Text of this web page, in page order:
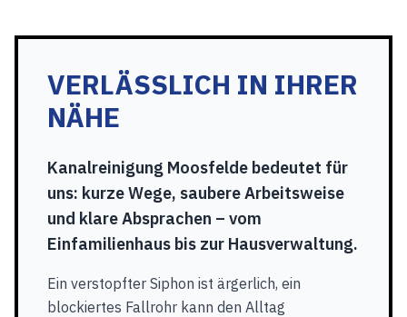
VERLÄSSLICH IN IHRER
NÄHE
Kanalreinigung Moosfelde bedeutet für
uns: kurze Wege, saubere Arbeitsweise
und klare Absprachen – vom
Einfamilienhaus bis zur Hausverwaltung.
Ein verstopfter Siphon ist ärgerlich, ein
blockiertes Fallrohr kann den Alltag